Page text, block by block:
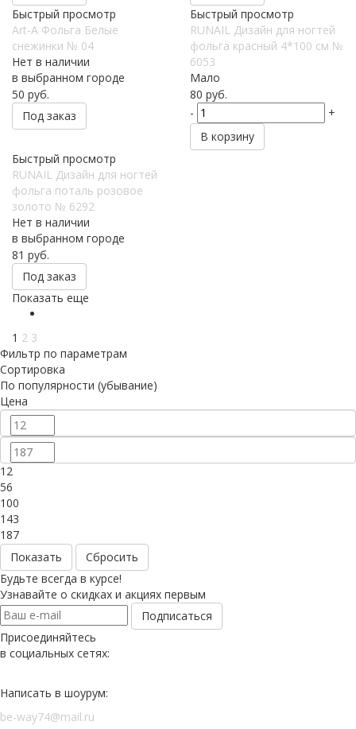
Быстрый просмотр
Art-A Фольга Белые
снежинки № 04
Нет в наличии
в выбранном городе
50 руб.
Под заказ
Быстрый просмотр
RUNAIL Дизайн для ногтей
фольга красный 4*100 см №
6053
Мало
80 руб.
-
+
В корзину
Быстрый просмотр
RUNAIL Дизайн для ногтей
фольга поталь розовое
золото № 6292
Нет в наличии
в выбранном городе
81 руб.
Под заказ
Показать еще
1 2 3
Фильтр по параметрам
Сортировка
По популярности (убывание)
Цена
12
56
100
143
187
Сбросить
Будьте всегда в курсе!
Узнавайте о скидках и акциях первым
Присоединяйтесь
в социальных сетях:
Написать в шоурум:
be-way74@mail.ru